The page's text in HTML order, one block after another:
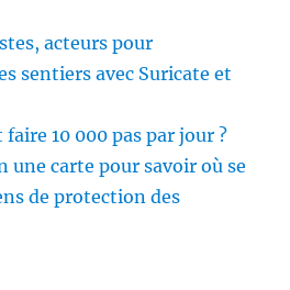
acteurs pour
sentiers avec Suricate et
10 000 pas par jour ?
une carte pour savoir où se
de protection des